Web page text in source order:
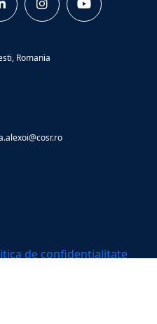
Romania
de confidențialitate